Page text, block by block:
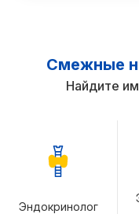
Смежные
Найдите
Эндокринолог